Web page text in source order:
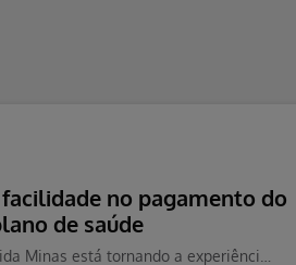
no pagamento do
de saúde